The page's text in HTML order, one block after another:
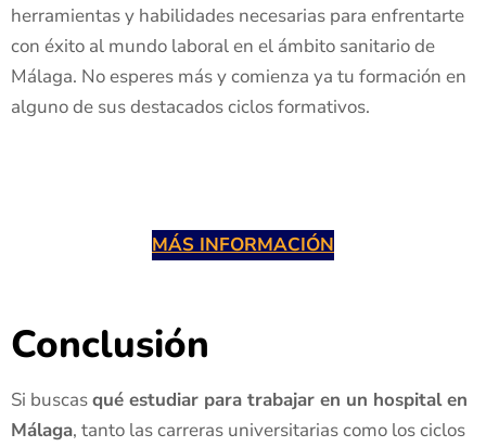
herramientas y habilidades necesarias para enfrentarte
con éxito al mundo laboral en el ámbito sanitario de
Málaga. No esperes más y comienza ya tu formación en
alguno de sus destacados ciclos formativos.
MÁS INFORMACIÓN
Conclusión
Si buscasqué estudiar para trabajar en un hospital en
Málaga, tanto las carreras universitarias como los ciclos